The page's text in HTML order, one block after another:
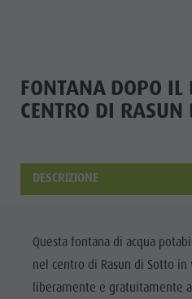
MALGHE &
GASTRONOMIA
PASSO STALLE
Malghe & rifugi
Passo Stalle
FAMIGLIA & BAMBINI
Famiglia e Bambini
Arrampicare
Jogging
Escursioni & Alpinismo
Bici
Skiroll
Ricerca alloggi
Guestnet
Vivere la sostenibilità
Webcams
Meteo
Lago di Anterselva
Bosco con giochi d'acqua
Sentiero del Tränkabachl
Passo Stalle & Lago Obersee
Escursioni avventura d'acqua
FONTANA DOPO IL
CENTRO DI RASUN
DESCRIZIONE
Questa fontana di acqua
nel centro di Rasun di Sotto in
liberamente e gratuitamente